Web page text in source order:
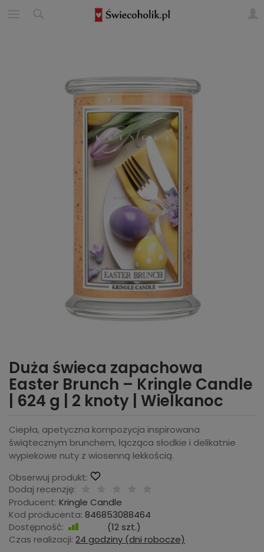
Duża świeca zapachowa
Easter Brunch – Kringle Candle
| 624 g | 2 knoty | Wielkanoc
Ciepła, apetyczna kompozycja inspirowana
świątecznym brunchem, łącząca słodkie i delikatnie
wypiekowe nuty z wiosenną lekkością.
Obserwuj produkt:
Dodaj recenzję:
Producent: Kringle Candle
Kod producenta: 846853088464
Dostępność:
(12 szt.)
Czas realizacji: 24 godziny (dni robocze)